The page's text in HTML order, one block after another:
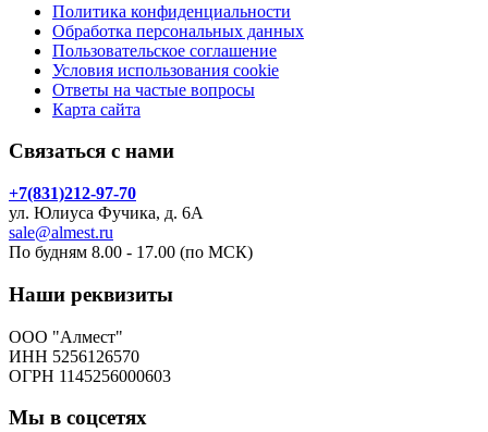
Политика конфиденциальности
Обработка персональных данных
Пользовательское соглашение
Условия использования cookie
Ответы на частые вопросы
Карта сайта
Связаться с нами
+7(831)212-97-70
ул. Юлиуса Фучика, д. 6А
sale@almest.ru
По будням 8.00 - 17.00 (по МСК)
Наши реквизиты
ООО "Алмест"
ИНН 5256126570
ОГРН 1145256000603
Мы в соцсетях